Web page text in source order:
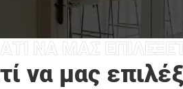
να μας
ΝΑ ΜΑΣ